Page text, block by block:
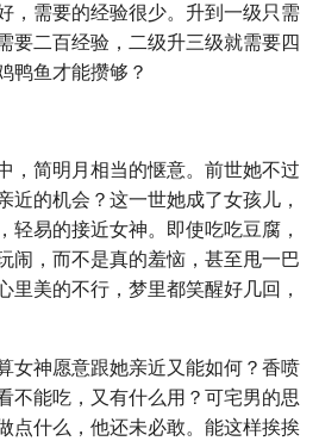
，需要的经验很少。升到一级只需
要二百经验，二级升三级就需要四
鸭鱼才能攒够？
，简明月相当的惬意。前世她不过
近的机会？这一世她成了女孩儿，
轻易的接近女神。即使吃吃豆腐，
闹，而不是真的羞恼，甚至甩一巴
里美的不行，梦里都笑醒好几回，
女神愿意跟她亲近又能如何？香喷
不能吃，又有什么用？可宅男的思
点什么，他还未必敢。能这样挨挨